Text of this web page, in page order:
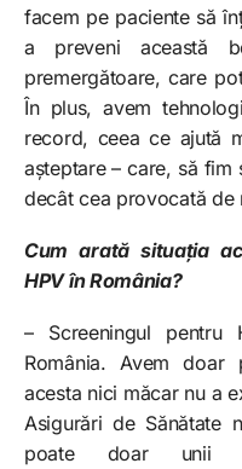
facem pe paciente să
a preveni această
premergătoare, care
În plus, avem
record, ceea ce ajută
așteptare – care, să
decât cea provocată de
Cum arată situația
HPV în România?
– Screeningul pentru
România. Avem doar
acesta nici măcar nu a
Asigurări de Sănătate
poate doar unii